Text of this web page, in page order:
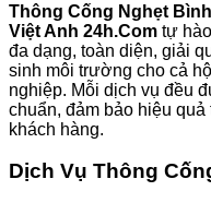
Thông Cống Nghẹt
Việt Anh 24h.Com tự
đa dạng, toàn diện, giải
sinh môi trường cho cả
nghiệp. Mỗi dịch vụ đều
chuẩn, đảm bảo hiệu
khách hàng.
Dịch Vụ Thông